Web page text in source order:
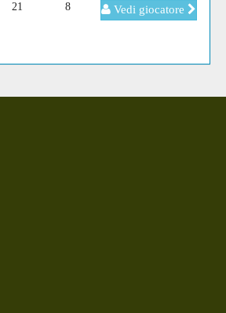
21 8 Vedi giocatore